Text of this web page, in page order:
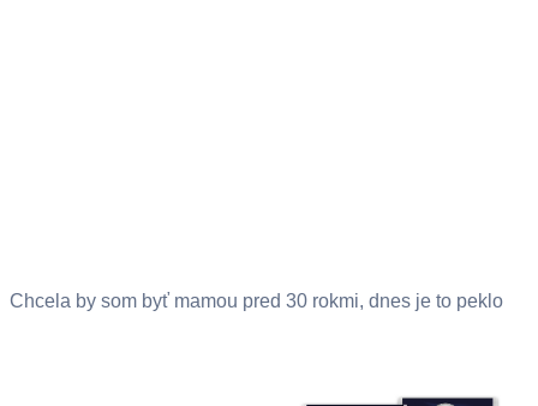
Chcela by som byť mamou pred 30 rokmi, dnes je to peklo